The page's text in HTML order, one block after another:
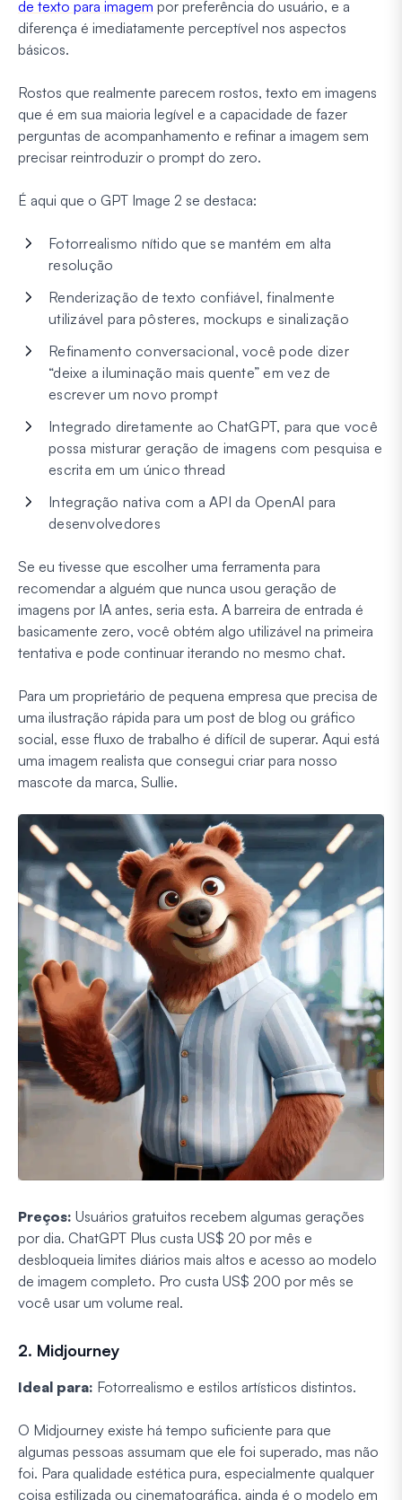
de texto para imagem por preferência do usuário, e a
diferença é imediatamente perceptível nos aspectos
básicos.
Rostos que realmente parecem rostos, texto em imagens
que é em sua maioria legível e a capacidade de fazer
perguntas de acompanhamento e refinar a imagem sem
precisar reintroduzir o prompt do zero.
É aqui que o GPT Image 2 se destaca:
Fotorrealismo nítido que se mantém em alta
resolução
Renderização de texto confiável, finalmente
utilizável para pôsteres, mockups e sinalização
Refinamento conversacional, você pode dizer
“deixe a iluminação mais quente” em vez de
escrever um novo prompt
Integrado diretamente ao ChatGPT, para que você
possa misturar geração de imagens com pesquisa e
escrita em um único thread
Integração nativa com a API da OpenAI para
desenvolvedores
Se eu tivesse que escolher uma ferramenta para
recomendar a alguém que nunca usou geração de
imagens por IA antes, seria esta. A barreira de entrada é
basicamente zero, você obtém algo utilizável na primeira
tentativa e pode continuar iterando no mesmo chat.
Para um proprietário de pequena empresa que precisa de
uma ilustração rápida para um post de blog ou gráfico
social, esse fluxo de trabalho é difícil de superar. Aqui está
uma imagem realista que consegui criar para nosso
mascote da marca, Sullie.
Preços: Usuários gratuitos recebem algumas gerações
por dia. ChatGPT Plus custa US$ 20 por mês e
desbloqueia limites diários mais altos e acesso ao modelo
de imagem completo. Pro custa US$ 200 por mês se
você usar um volume real.
2. Midjourney
Ideal para: Fotorrealismo e estilos artísticos distintos.
O Midjourney existe há tempo suficiente para que
algumas pessoas assumam que ele foi superado, mas não
foi. Para qualidade estética pura, especialmente qualquer
coisa estilizada ou cinematográfica, ainda é o modelo em